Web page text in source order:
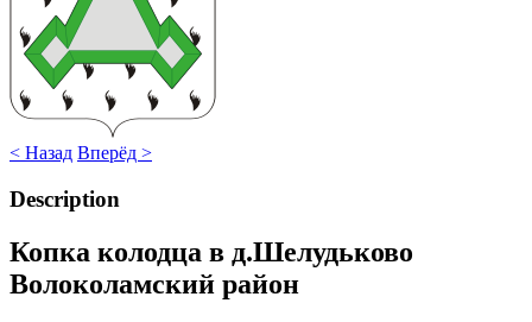
< Назад Вперёд >
Description
Копка колодца в д.Шелудьково
Волоколамский район